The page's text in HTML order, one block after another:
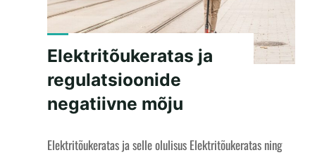
Elektritõukeratas ja
regulatsioonide
negatiivne mõju
Elektritõukeratas ja selle olulisus Elektritõukeratas ning